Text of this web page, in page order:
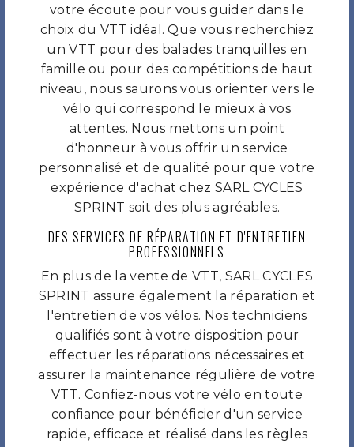
votre écoute pour vous guider dans le
choix du VTT idéal. Que vous recherchiez
un VTT pour des balades tranquilles en
famille ou pour des compétitions de haut
niveau, nous saurons vous orienter vers le
vélo qui correspond le mieux à vos
attentes. Nous mettons un point
d'honneur à vous offrir un service
personnalisé et de qualité pour que votre
expérience d'achat chez SARL CYCLES
SPRINT soit des plus agréables.
DES SERVICES DE RÉPARATION ET D'ENTRETIEN
PROFESSIONNELS
En plus de la vente de VTT, SARL CYCLES
SPRINT assure également la réparation et
l'entretien de vos vélos. Nos techniciens
qualifiés sont à votre disposition pour
effectuer les réparations nécessaires et
assurer la maintenance régulière de votre
VTT. Confiez-nous votre vélo en toute
confiance pour bénéficier d'un service
rapide, efficace et réalisé dans les règles